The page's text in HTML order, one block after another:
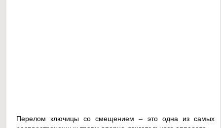
Перелом ключицы со смещением – это одна из самых